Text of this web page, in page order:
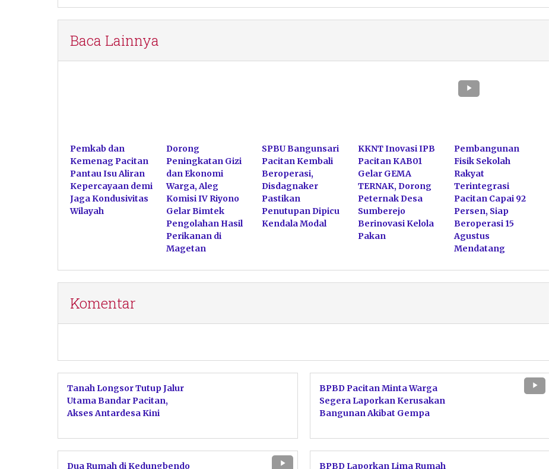
Baca Lainnya
Pemkab dan
Kemenag Pacitan
Pantau Isu Aliran
Kepercayaan demi
Jaga Kondusivitas
Wilayah
Dorong
Peningkatan Gizi
dan Ekonomi
Warga, Aleg
Komisi IV Riyono
Gelar Bimtek
Pengolahan Hasil
Perikanan di
Magetan
SPBU Bangunsari
Pacitan Kembali
Beroperasi,
Disdagnaker
Pastikan
Penutupan Dipicu
Kendala Modal
KKNT Inovasi IPB
Pacitan KAB01
Gelar GEMA
TERNAK, Dorong
Peternak Desa
Sumberejo
Berinovasi Kelola
Pakan
Pembangunan
Fisik Sekolah
Rakyat
Terintegrasi
Pacitan Capai 92
Persen, Siap
Beroperasi 15
Agustus
Mendatang
Komentar
Tanah Longsor Tutup Jalur
Utama Bandar Pacitan,
Akses Antardesa Kini
BPBD Pacitan Minta Warga
Segera Laporkan Kerusakan
Bangunan Akibat Gempa
Dua Rumah di Kedungbendo BPBD Laporkan Lima Rumah